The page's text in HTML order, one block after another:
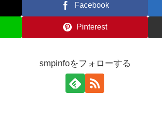
Facebook
Pinterest
smpinfoをフォローする